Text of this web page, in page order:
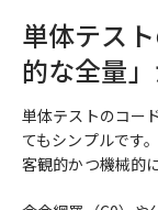
単体テス
的な全量
単体テストのコー
てもシンプルです
客観的かつ機械的